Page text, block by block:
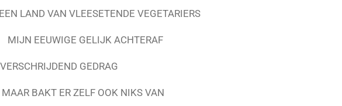
EEN LAND VAN VLEESETENDE VEGETARIERS
MIJN EEUWIGE GELIJK ACHTERAF
GEDRAG
BAKT ER ZELF OOK NIKS VAN